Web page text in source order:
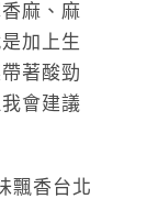
麻、麻
加上生
著酸勁
會建議